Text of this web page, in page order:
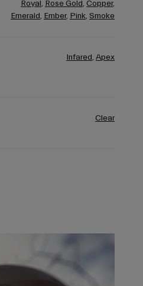
Royal, Rose Gold, Copper,
Emerald, Ember, Pink, Smoke
Infared, Apex
Clear